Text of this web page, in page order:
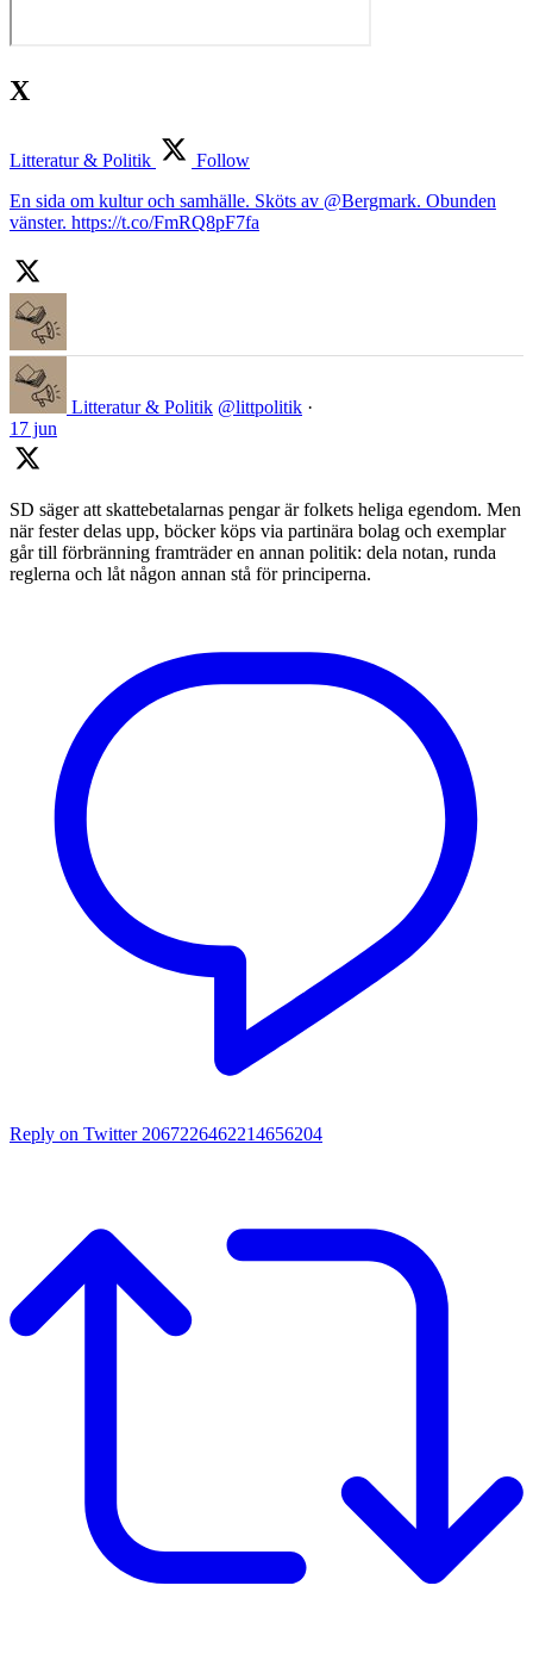
X
Litteratur & Politik
Follow
En sida om kultur och samhälle. Sköts av @Bergmark. Obunden
vänster. https://t.co/FmRQ8pF7fa
Litteratur & Politik @littpolitik ·
17 jun
SD säger att skattebetalarnas pengar är folkets heliga egendom. Men
när fester delas upp, böcker köps via partinära bolag och exemplar
går till förbränning framträder en annan politik: dela notan, runda
reglerna och låt någon annan stå för principerna.
Reply on Twitter 2067226462214656204